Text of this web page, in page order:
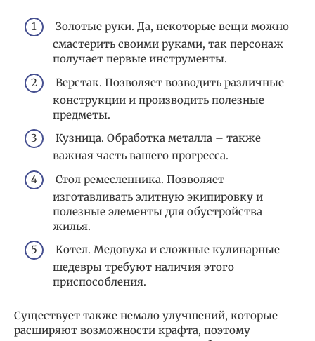
Золотые руки. Да, некоторые вещи можно
смастерить своими руками, так персонаж
получает первые инструменты.
Верстак. Позволяет возводить различные
конструкции и производить полезные
предметы.
Кузница. Обработка металла – также
важная часть вашего прогресса.
Стол ремесленника. Позволяет
изготавливать элитную экипировку и
полезные элементы для обустройства
жилья.
Котел. Медовуха и сложные кулинарные
шедевры требуют наличия этого
приспособления.
Существует также немало улучшений, которые
расширяют возможности крафта, поэтому